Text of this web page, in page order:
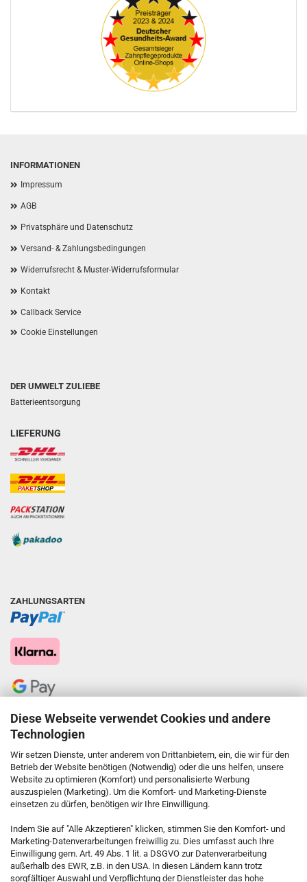
Diese Webseite verwendet Cookies und andere
Technologien
Wir setzen Dienste, unter anderem von Drittanbietern, ein, die wir für den
Betrieb der Website benötigen (Notwendig) oder die uns helfen, unsere
Website zu optimieren (Komfort) und personalisierte Werbung
auszuspielen (Marketing). Um die Komfort- und Marketing-Dienste
einsetzen zu dürfen, benötigen wir Ihre Einwilligung.
Indem Sie auf "Alle Akzeptieren" klicken, stimmen Sie den Komfort- und
Marketing-Datenverarbeitungen freiwillig zu. Dies umfasst auch Ihre
Einwilligung gem. Art. 49 Abs. 1 lit. a DSGVO zur Datenverarbeitung
außerhalb des EWR, z.B. in den USA. In diesen Ländern kann trotz
sorgfältiger Auswahl und Verpflichtung der Dienstleister das hohe
INFORMATIONEN
Impressum
AGB
Privatsphäre und Datenschutz
Versand- & Zahlungsbedingungen
Widerrufsrecht & Muster-Widerrufsformular
Kontakt
Callback Service
Cookie Einstellungen
DER UMWELT ZULIEBE
Batterieentsorgung
LIEFERUNG
ZAHLUNGSARTEN
KONTAKT
Kostenfreie Service-Hotline
0800 5892815